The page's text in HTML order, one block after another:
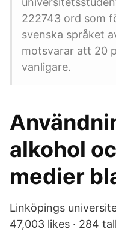
222743 ord som
svenska språket
motsvarar att 20
vanligare.
alkohol
medier
Linköpings
47,003 likes · 284